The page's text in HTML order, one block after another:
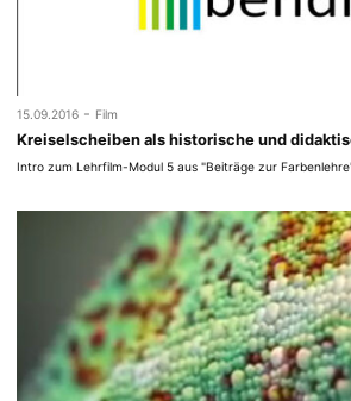
15.09.2016 - Film
Kreiselscheiben als historische und
Intro zum Lehrfilm-Modul 5 aus "Beiträge zur